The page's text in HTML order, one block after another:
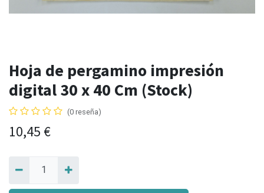
Hoja de pergamino impresión
digital 30 x 40 Cm (Stock)
(0 reseña)
10,45 €